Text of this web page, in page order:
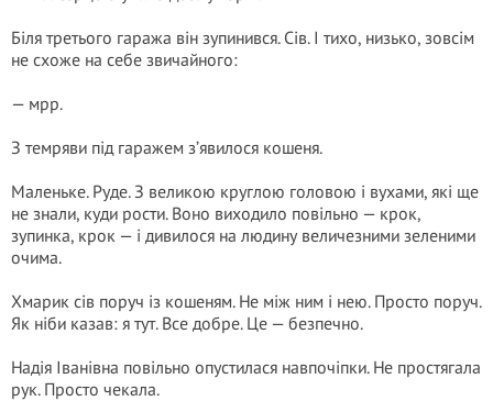
Біля третього гаража він зупинився. Сів. І тихо, низько, зовсім
не схоже на себе звичайного:
— мрр.
З темряви під гаражем з’явилося кошеня.
Маленьке. Руде. З великою круглою головою і вухами, які ще
не знали, куди рости. Воно виходило повільно — крок,
зупинка, крок — і дивилося на людину величезними зеленими
очима.
Хмарик сів поруч із кошеням. Не між ним і нею. Просто поруч.
Як ніби казав: я тут. Все добре. Це — безпечно.
Надія Іванівна повільно опустилася навпочіпки. Не простягала
рук. Просто чекала.